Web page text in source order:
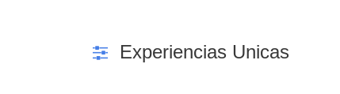
Experiencias Unicas